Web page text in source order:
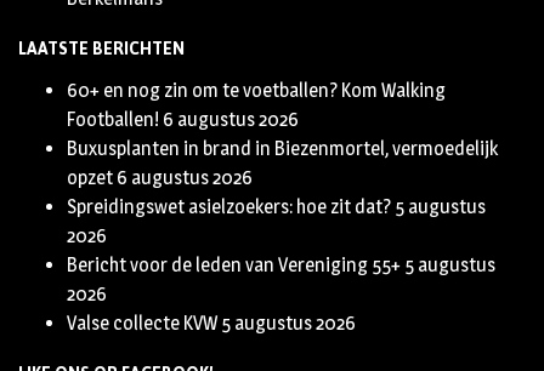
LAATSTE BERICHTEN
60+ en nog zin om te voetballen? Kom Walking
Footballen! 6 augustus 2026
Buxusplanten in brand in Biezenmortel, vermoedelijk
opzet 6 augustus 2026
Spreidingswet asielzoekers: hoe zit dat? 5 augustus
2026
Bericht voor de leden van Vereniging 55+ 5 augustus
2026
Valse collecte KVW 5 augustus 2026